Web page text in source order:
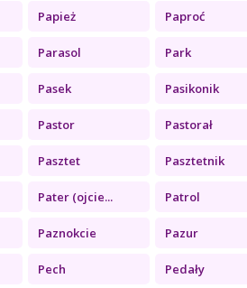
Papież Paproć
Parasol Park
Pasek Pasikonik
Pastor Pastorał
Pasztet Pasztetnik
Pater (ojcie... Patrol
Paznokcie Pazur
Pech Pedały